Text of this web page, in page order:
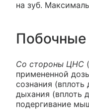
на зуб.
Побочные
Со стороны ЦНС
примененной
сознания
дыхания (вплоть
подергивание